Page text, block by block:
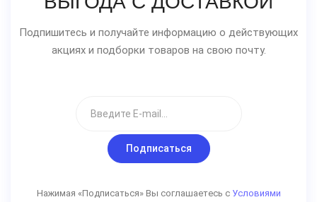
Подпишитесь и получайте информацию о действующих
акциях и подборки товаров на свою почту.
Подписаться
Нажимая «Подписаться» Вы соглашаетесь с Условиями